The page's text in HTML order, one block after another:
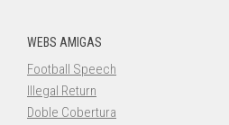
WEBS AMIGAS
Football Speech
Illegal Return
Doble Cobertura